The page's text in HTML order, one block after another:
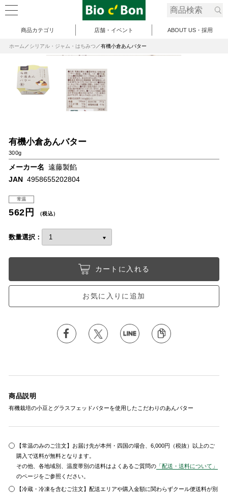
商品カテゴリ 店舗・イベント ABOUT US・採用
ホーム シリアル・ジャム・はちみつ 有機小倉あんバター
有機小倉あんバター
300g
メーカー名 遠藤製餡
JAN 4958655202804
常温
562円 （税込）
数量選択：
カートに入れる
お気に入りに追加
商品説明
有機栽培の小豆とグラスフェッドバターを使用したこだわりのあんバター
【常温のみのご注文】お届け先が本州・四国の場合、6,000円（税抜）以上のご
購入で送料が無料となります。
その他、各地域別、温度帯別の送料はよくあるご質問の 「配送・送料について」
のページをご参照ください。
【冷蔵・冷凍を含むご注文】配送エリアや購入金額に関わらずクール便送料が別